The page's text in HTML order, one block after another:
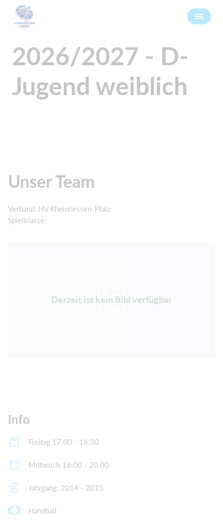
2026/2027 - D-
Jugend weiblich
Unser Team
Verband: HV Rheinhessen-Pfalz
Spielklasse:
Derzeit ist kein Bild verfügbar
Info
Freitag 17:00 - 18:30
Mittwoch 18:00 - 20:00
Jahrgang: 2014 - 2015
Handball